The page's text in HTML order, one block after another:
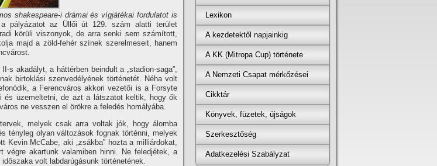
shakespeare-i drámai és ví­gjátékai fordulatot is
pályázatot az Üllői út 129. szám alatti terület
körüli viszonyok, de arra senki sem számí­tott,
majd a zöld-fehér szí­nek szerelmeseit, hanem
s akadályt, a háttérben beindult a „stadion-saga”,
birtoklási szenvedélyének történetét. Néha volt
a Ferencváros akkori vezetői is a Forsyte
és üzemeltetni, de azt a látszatot keltik, hogy ők
ne vesszen el örökre a feledés homályába.
melyek csak arra voltak jók, hogy álomba
tényleg olyan változások fognak történni, melyek
Kevin McCabe, aki „zsákba” hozta a milliárdokat,
akartunk valamiben hinni. Ne feledjétek, a
volt labdarúgásunk történetének.
Lexikon
A kezdetektől napjainkig
A KK (Mitropa Cup) története
A Nemzeti Csapat mérkőzései
Cikktár
Könyvek, füzetek, újságok
Szerkesztőség
Adatkezelési Szabályzat